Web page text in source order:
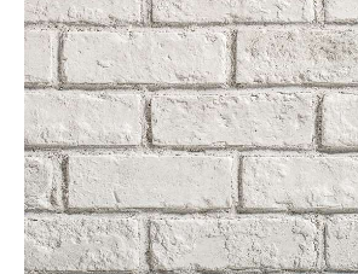
Облицовочный кирпич
Облицовочный камень
Навесные фасады
Пошаговые дорожки
Заборные столбы
Оголовки заборных столбов
[Каталог] [Галерея]
[О компании]
[Информация]
[Сотрудничество]
[Контакты]
Политика в отношении
обработки персональных
данных
[Адрес:]
Приморский край,
г. Владивосток,
ул. Бородинская 46/50